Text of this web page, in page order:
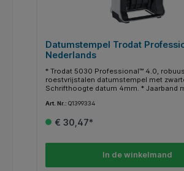
Datumstempel Trodat
Nederlands
* Trodat 5030 Professional™ 4.0,
roestvrijstalen datumstempel met
Schrifthoogte datum 4mm. * Jaarband
Trodatkussen® te allen tijde verkrijgbaar
volgens DIN14145-2. * 10 Jaar
standaard. * Gecertificeerd met het
ecolabel.
Art. Nr.: Q1399334
€ 30,47*
In de winkelmand